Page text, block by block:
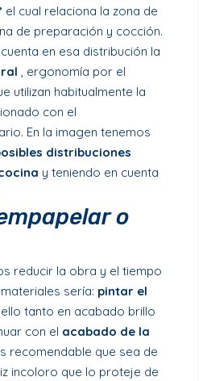
el cual relaciona la zona de
de preparación y cocción.
en esa distribución la
, ergonomía por el
utilizan habitualmente la
con el
En la imagen tenemos
distribuciones
y teniendo en cuenta
o
reducir la obra y el tiempo
sería: pintar el
tanto en acabado brillo
con el acabado de la
recomendable que sea de
incoloro que lo proteje de